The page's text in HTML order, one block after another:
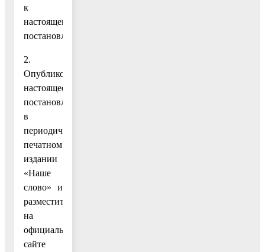
к
настоящему
постановлению.
2.
Опубликовать
настоящее
постановление
в
периодическом
печатном
издании
«Наше
слово» и
разместить
на
официальном
сайте